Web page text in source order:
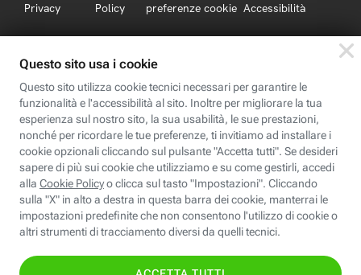
Privacy
Policy
preferenze cookie Accessibilità